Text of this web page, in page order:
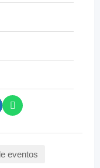
eventos